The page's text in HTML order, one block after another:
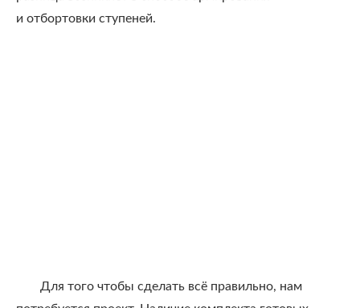
и отбортовки ступеней.
Для того чтобы сделать всё правильно, нам